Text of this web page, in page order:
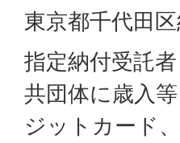
東京都千代田
指定納付受託
共団体に歳入
ジットカード